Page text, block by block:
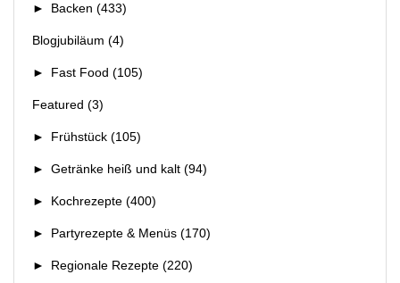
► Backen (433)
Blogjubiläum (4)
► Fast Food (105)
Featured (3)
► Frühstück (105)
► Getränke heiß und kalt (94)
► Kochrezepte (400)
► Partyrezepte & Menüs (170)
► Regionale Rezepte (220)